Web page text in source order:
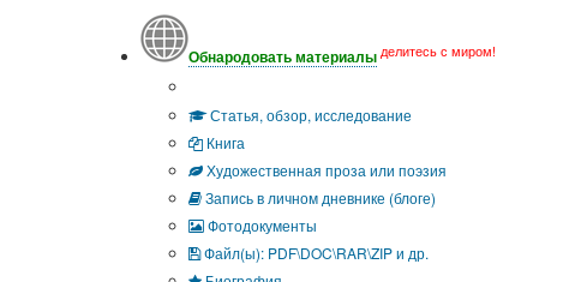
Обнародовать материалы делитесь с миром!
Статья, обзор, исследование
Книга
Художественная проза или поэзия
Запись в личном дневнике (блоге)
Фотодокументы
Файл(ы): PDF\DOC\RAR\ZIP и др.